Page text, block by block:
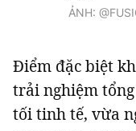
ẢNH:
Điểm đặc biệt
trải nghiệm
tối tinh tế, vừa